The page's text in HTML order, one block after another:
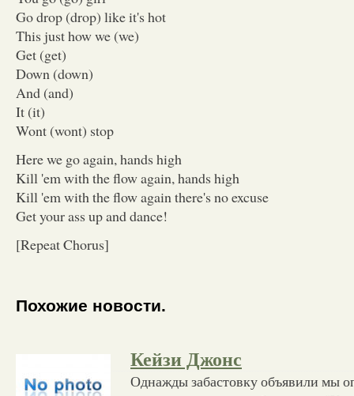
Go drop (drop) like it's hot
This just how we (we)
Get (get)
Down (down)
And (and)
It (it)
Wont (wont) stop
Here we go again, hands high
Kill 'em with the flow again, hands high
Kill 'em with the flow again there's no excuse
Get your ass up and dance!
[Repeat Chorus]
Похожие новости.
Кейзи Джонс
Однажды забастовку объявили мы